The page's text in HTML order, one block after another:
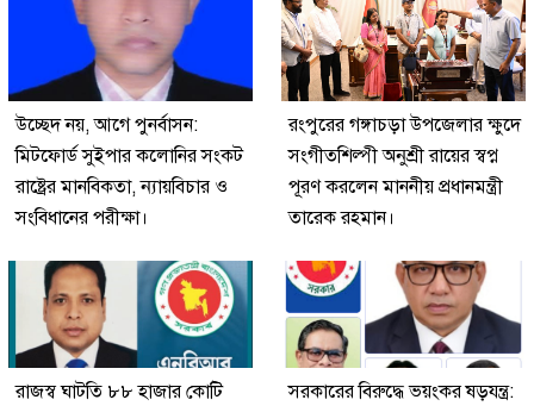
উচ্ছেদ নয়, আগে পুনর্বাসন:
মিটফোর্ড সুইপার কলোনির সংকট
রাষ্ট্রের মানবিকতা, ন্যায়বিচার ও
সংবিধানের পরীক্ষা।
রংপুরের গঙ্গাচড়া উপজেলার ক্ষুদে
সংগীতশিল্পী অনুশ্রী রায়ের স্বপ্ন
পূরণ করলেন মাননীয় প্রধানমন্ত্রী
তারেক রহমান।
রাজস্ব ঘাটতি ৮৮ হাজার কোটি
সরকারের বিরুদ্ধে ভয়ংকর ষড়যন্ত্র: